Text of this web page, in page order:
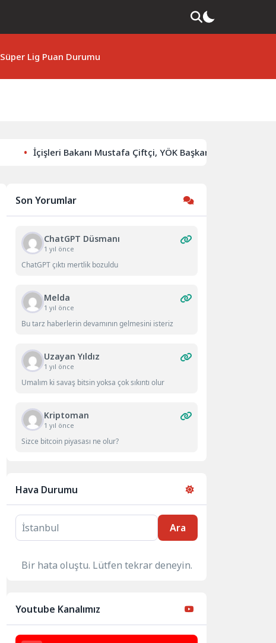
Süper Lig Puan Durumu
İçişleri Bakanı Mustafa Çiftçi, YÖK Başkanı Erol Özvar’ı
Son Yorumlar
ChatGPT Düsmanı
1 yıl önce
ChatGPT çıktı mertlik bozuldu
Melda
1 yıl önce
Bu tarz haberlerin devamının gelmesini isteriz
Uzayan Yıldız
1 yıl önce
Umalım ki savaş bitsin yoksa çok sıkıntı olur
Kriptoman
1 yıl önce
Sizce bitcoin piyasası ne olur?
Hava Durumu
Ara
Bir hata oluştu. Lütfen tekrar deneyin.
Youtube Kanalımız